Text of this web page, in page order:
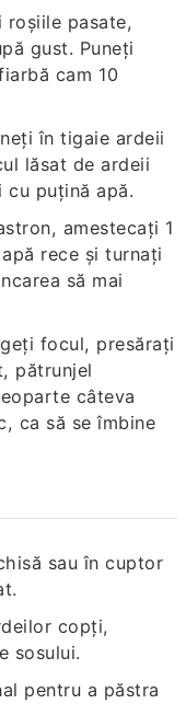
roșiile pasate,
gust. Puneți
cam 10
în tigaie ardeii
lăsat de ardeii
puțină apă.
amestecați 1
rece și turnați
să mai
focul, presărați
pătrunjel
câteva
ca să se îmbine
sau în cuptor
copți,
sosului.
pentru a păstra